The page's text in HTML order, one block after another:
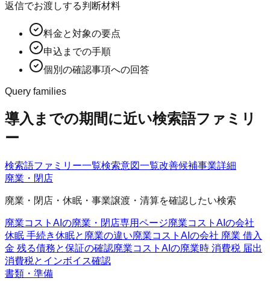
返信でお渡しする判断材料
料金と対象の要点
申込までの手順
個別の確認事項への回答
Query families
導入までの期間に近い検索語ファミリ
ー
検索語ファミリー一覧検索意図一覧改善候補事業詳細
廃業・閉店
廃業・閉店・休眠・事業譲渡・清算を確認したい検索
廃業コストAIの廃業・閉店専用ページ廃業コストAIの会社
休眠 手続き休眠と廃業の違い廃業コストAIの会社 廃業 借入
金 残る債務と保証の確認廃業コストAIの廃業時 消費税 届出
消費税とインボイス確認
書類・準備